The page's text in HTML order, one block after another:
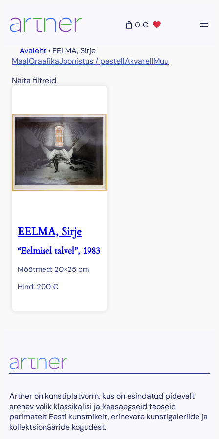
sisu
juurde
0 €
Avaleht › EELMA, Sirje
MaalGraafikaJoonistus / pastellAkvarellMuu
Näita filtreid
EELMA, Sirje
“Eelmisel talvel”, 1983
Mõõtmed: 20×25 cm
Hind: 200 €
Artner on kunstiplatvorm, kus on esindatud pidevalt
arenev valik klassikalisi ja kaasaegseid teoseid
parimatelt Eesti kunstnikelt, erinevate kunstigaleriide ja
kollektsionääride kogudest.